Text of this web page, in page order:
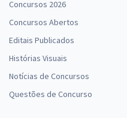
Concursos 2026
Concursos Abertos
Editais Publicados
Histórias Visuais
Notícias de Concursos
Questões de Concurso